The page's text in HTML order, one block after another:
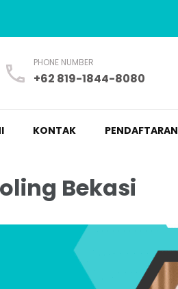
PHONE NUMBER
+62 819-1844-8080
KONTAK PENDAFTARAN
Bekasi